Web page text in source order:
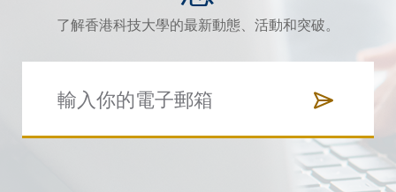
了解香港科技大學的最新動態、活動和突破。